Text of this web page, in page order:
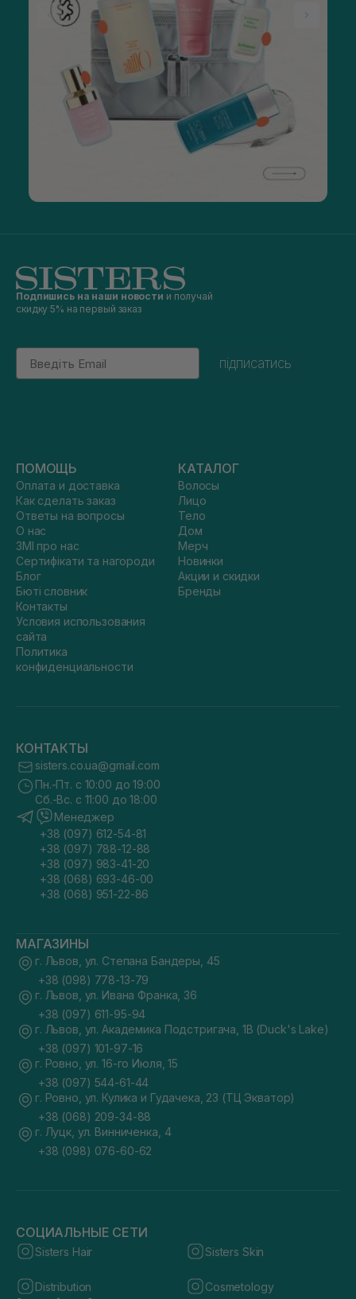
Подпишись на наши новости и получай
скидку 5% на первый заказ
Email
підписатись
ПОМОЩЬ
Оплата и доставка
Как сделать заказ
Ответы на вопросы
О нас
ЗМІ про нас
Сертифікати та нагороди
Блог
Бюті словник
Контакты
Условия использования
сайта
Политика
конфиденциальности
КАТАЛОГ
Волосы
Лицо
Тело
Дом
Мерч
Новинки
Акции и скидки
Бренды
КОНТАКТЫ
sisters.co.ua@gmail.com
Пн.-Пт. с 10:00 до 19:00
Сб.-Вс. с 11:00 до 18:00
Менеджер
+38 (097) 612-54-81
+38 (097) 788-12-88
+38 (097) 983-41-20
+38 (068) 693-46-00
+38 (068) 951-22-86
МАГАЗИНЫ
г. Львов, ул. Степана Бандеры, 45
+38 (098) 778-13-79
г. Львов, ул. Ивана Франка, 36
+38 (097) 611-95-94
г. Львов, ул. Академика Подстригача, 1В (Duck's Lake)
+38 (097) 101-97-16
г. Ровно, ул. 16-го Июля, 15
+38 (097) 544-61-44
г. Ровно, ул. Кулика и Гудачека, 23 (ТЦ Экватор)
+38 (068) 209-34-88
г. Луцк, ул. Винниченка, 4
+38 (098) 076-60-62
СОЦИАЛЬНЫЕ СЕТИ
Sisters Hair Sisters Skin
Distribution Cosmetology